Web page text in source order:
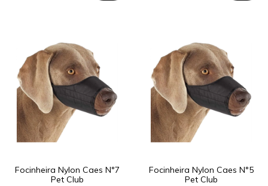
Focinheira Nylon Caes N°7
Pet Club
Focinheira Nylon Caes N°5
Pet Club